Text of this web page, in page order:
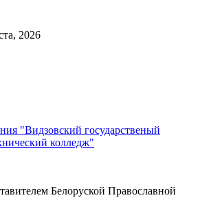
2026
"Видзовский государственый
колледж"
Белоруской Православной